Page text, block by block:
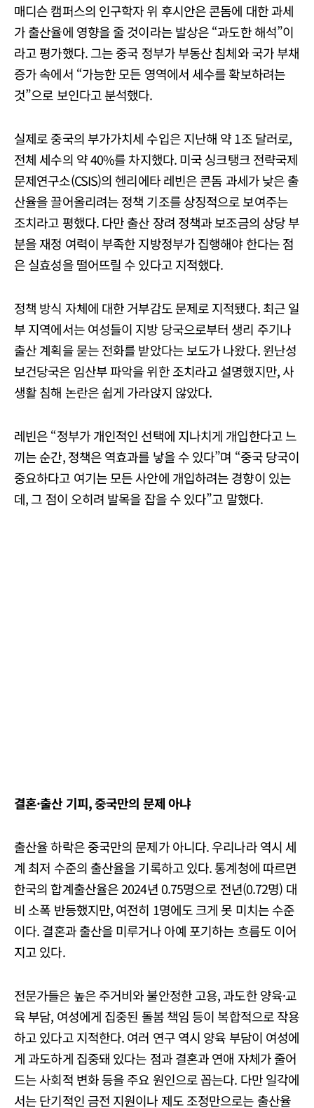
매디슨 캠퍼스의 인구학자 위 후시안은 콘돔에 대한 과세
가 출산율에 영향을 줄 것이라는 발상은 “과도한 해석”이
라고 평가했다. 그는 중국 정부가 부동산 침체와 국가 부채
증가 속에서 “가능한 모든 영역에서 세수를 확보하려는
것”으로 보인다고 분석했다.
실제로 중국의 부가가치세 수입은 지난해 약 1조 달러로,
전체 세수의 약 40%를 차지했다. 미국 싱크탱크 전략국제
문제연구소(CSIS)의 헨리에타 레빈은 콘돔 과세가 낮은 출
산율을 끌어올리려는 정책 기조를 상징적으로 보여주는
조치라고 평했다. 다만 출산 장려 정책과 보조금의 상당 부
분을 재정 여력이 부족한 지방정부가 집행해야 한다는 점
은 실효성을 떨어뜨릴 수 있다고 지적했다.
정책 방식 자체에 대한 거부감도 문제로 지적됐다. 최근 일
부 지역에서는 여성들이 지방 당국으로부터 생리 주기나
출산 계획을 묻는 전화를 받았다는 보도가 나왔다. 윈난성
보건당국은 임산부 파악을 위한 조치라고 설명했지만, 사
생활 침해 논란은 쉽게 가라앉지 않았다.
레빈은 “정부가 개인적인 선택에 지나치게 개입한다고 느
끼는 순간, 정책은 역효과를 낳을 수 있다”며 “중국 당국이
중요하다고 여기는 모든 사안에 개입하려는 경향이 있는
데, 그 점이 오히려 발목을 잡을 수 있다”고 말했다.
결혼·출산 기피, 중국만의 문제 아냐
출산율 하락은 중국만의 문제가 아니다. 우리나라 역시 세
계 최저 수준의 출산율을 기록하고 있다. 통계청에 따르면
한국의 합계출산율은 2024년 0.75명으로 전년(0.72명) 대
비 소폭 반등했지만, 여전히 1명에도 크게 못 미치는 수준
이다. 결혼과 출산을 미루거나 아예 포기하는 흐름도 이어
지고 있다.
전문가들은 높은 주거비와 불안정한 고용, 과도한 양육·교
육 부담, 여성에게 집중된 돌봄 책임 등이 복합적으로 작용
하고 있다고 지적한다. 여러 연구 역시 양육 부담이 여성에
게 과도하게 집중돼 있다는 점과 결혼과 연애 자체가 줄어
드는 사회적 변화 등을 주요 원인으로 꼽는다. 다만 일각에
서는 단기적인 금전 지원이나 제도 조정만으로는 출산율